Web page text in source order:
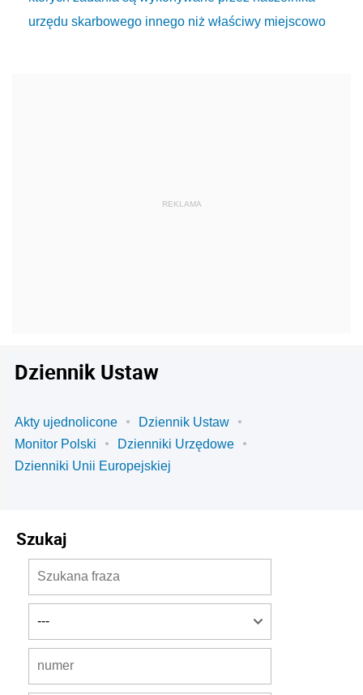
urzędu skarbowego innego niż właściwy miejscowo
Dziennik Ustaw
Akty ujednolicone
Dziennik Ustaw
Monitor Polski
Dzienniki Urzędowe
Dzienniki Unii Europejskiej
Szukaj